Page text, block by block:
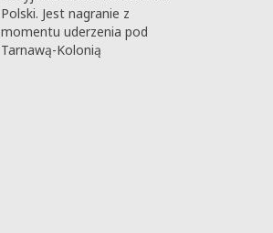
Polski. Jest nagranie z
momentu uderzenia pod
Tarnawą-Kolonią